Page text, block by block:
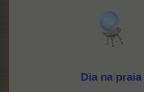
Dia na praia